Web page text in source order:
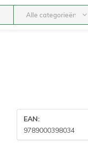
Alle categorieën
EAN:
9789000398034